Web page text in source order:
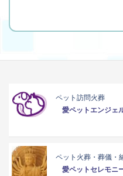
ペット訪問火葬
愛ペットエンジェ
ペット火葬・葬儀・
愛ペットセレモニ